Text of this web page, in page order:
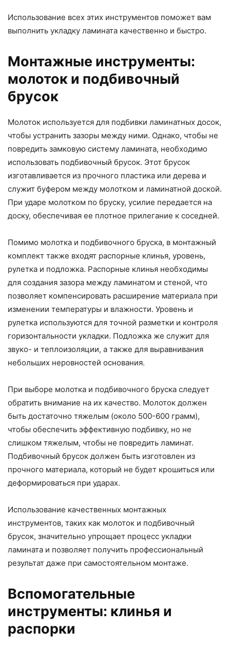
Использование всех этих инструментов поможет вам
выполнить укладку ламината качественно и быстро.
Монтажные инструменты:
молоток и подбивочный
брусок
Молоток используется для подбивки ламинатных досок,
чтобы устранить зазоры между ними. Однако, чтобы не
повредить замковую систему ламината, необходимо
использовать подбивочный брусок. Этот брусок
изготавливается из прочного пластика или дерева и
служит буфером между молотком и ламинатной доской.
При ударе молотком по бруску, усилие передается на
доску, обеспечивая ее плотное прилегание к соседней.
Помимо молотка и подбивочного бруска, в монтажный
комплект также входят распорные клинья, уровень,
рулетка и подложка. Распорные клинья необходимы
для создания зазора между ламинатом и стеной, что
позволяет компенсировать расширение материала при
изменении температуры и влажности. Уровень и
рулетка используются для точной разметки и контроля
горизонтальности укладки. Подложка же служит для
звуко- и теплоизоляции, а также для выравнивания
небольших неровностей основания.
При выборе молотка и подбивочного бруска следует
обратить внимание на их качество. Молоток должен
быть достаточно тяжелым (около 500-600 грамм),
чтобы обеспечить эффективную подбивку, но не
слишком тяжелым, чтобы не повредить ламинат.
Подбивочный брусок должен быть изготовлен из
прочного материала, который не будет крошиться или
деформироваться при ударах.
Использование качественных монтажных
инструментов, таких как молоток и подбивочный
брусок, значительно упрощает процесс укладки
ламината и позволяет получить профессиональный
результат даже при самостоятельном монтаже.
Вспомогательные
инструменты: клинья и
распорки